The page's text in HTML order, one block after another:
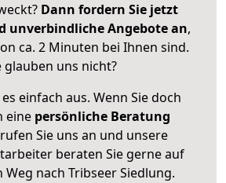
Dann fordern Sie jetzt
unverbindliche Angebote an,
ca. 2 Minuten bei Ihnen sind.
glauben uns nicht?
einfach aus. Wenn Sie doch
eine persönliche Beratung
Sie uns an und unsere
beraten Sie gerne auf
nach Tribseer Siedlung.